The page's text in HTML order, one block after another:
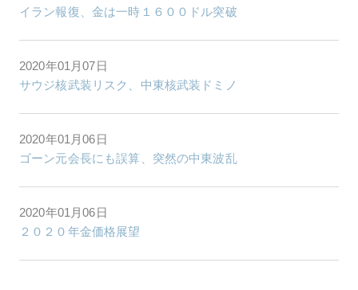
イラン報復、金は一時１６００ドル突破
2020年01月07日
サウジ核武装リスク、中東核武装ドミノ
2020年01月06日
ゴーン元会長にも誤算、突然の中東波乱
2020年01月06日
２０２０年金価格展望